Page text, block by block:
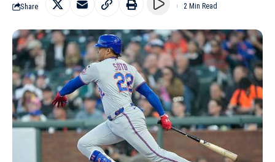
Share 2 Min Read